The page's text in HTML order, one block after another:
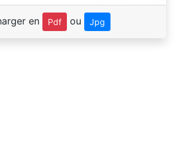
en Pdf ou Jpg